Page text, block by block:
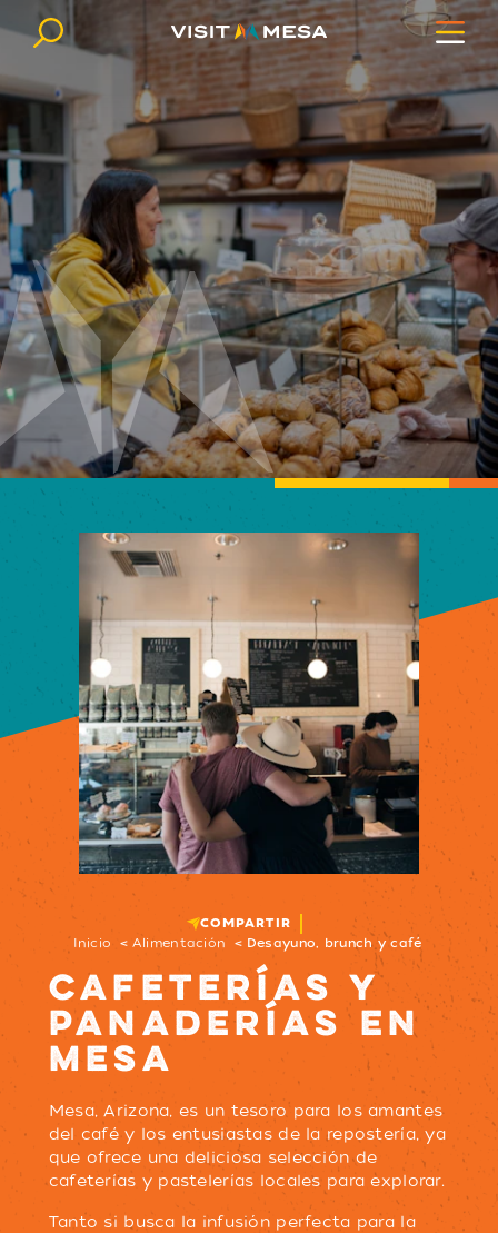
Ir al contenido
COMPARTIR
Inicio
Alimentación Desayuno, brunch y café
CAFETERÍAS Y
PANADERÍAS EN
MESA
Mesa, Arizona, es un tesoro para los amantes
del café y los entusiastas de la repostería, ya
que ofrece una deliciosa selección de
cafeterías y pastelerías locales para explorar.
Tanto si busca la infusión perfecta para la